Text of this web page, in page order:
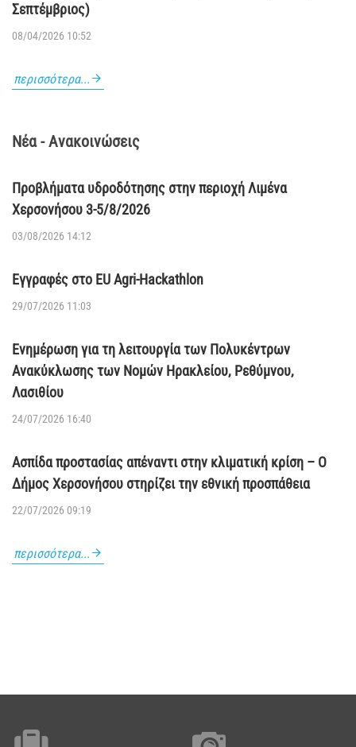
Σεπτέμβριος)
08/04/2026 10:52
περισσότερα...
Νέα - Ανακοινώσεις
Προβλήματα υδροδότησης στην περιοχή Λιμένα
Χερσονήσου 3-5/8/2026
03/08/2026 14:12
Εγγραφές στο EU Agri-Hackathlon
29/07/2026 11:03
Ενημέρωση για τη λειτουργία των Πολυκέντρων
Ανακύκλωσης των Νομών Ηρακλείου, Ρεθύμνου,
Λασιθίου
24/07/2026 16:40
Ασπίδα προστασίας απέναντι στην κλιματική κρίση – Ο
Δήμος Χερσονήσου στηρίζει την εθνική προσπάθεια
22/07/2026 09:19
περισσότερα...